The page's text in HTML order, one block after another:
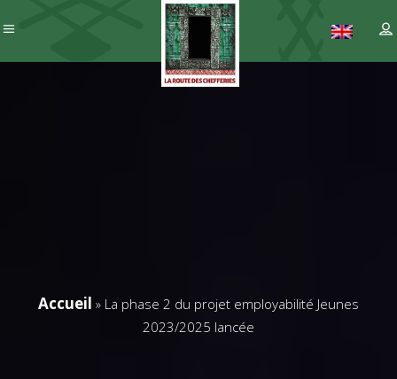
Accueil » La phase 2 du projet employabilité Jeunes
2023/2025 lancée